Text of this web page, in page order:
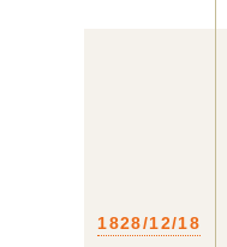
1828/12/18